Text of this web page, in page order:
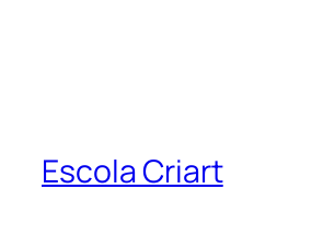
Escola Criart